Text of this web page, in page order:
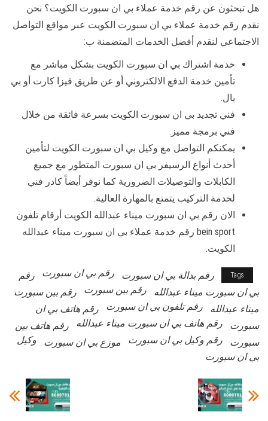
هل تبحثون عن رقم خدمة عملاء بي ان سبورت الكويت؟ نحن
نقدم رقم خدمة عملاء بي ان سبورت الكويت عبر مواقع التواصل
الاجتماعي لنقدم أفضل الخدمات المتضمنة ب:
خدمة اشتراك بي ان سبورت الكويت بشكل مباشر مع
تأمين خدمة الدفع الالكتروني أو عن طريق فيزا كارت أو بي
بال.
فني تجديد بي ان سبورت الكويت بسرعة فائقة من خلال
فني برمجة مميز.
يمكنكم التواصل مع وكيل بي ان سبورت الكويت لتأمين
أحدث أنواع الرسيفر بي ان سبورت المتطور مع جميع
الكابلات والتوصيلات الضرورية كما نوفر أيضاً كادر فني
لخدمة التركيب يتمتع بالمهارة العالية.
الان رقم بي ان سبورت ميناء عبدالله الكويت أرقام تلفون
bein sport رقم خدمة عملاء بي ان سبورت ميناء عبدالله
الكويت.
Tags رقم بدالة بي ان سبورت رقم بي ان سبورت
رقم
بي ان سبورت ميناء عبدالله
رقم بين سبورت
رقم بين سبورت
ميناء عبدالله
رقم تلفون بي ان سبورت
رقم هاتف بي ان
سبورت
رقم هاتف بي ان سبورت ميناء عبدالله
رقم هاتف بين
سبورت
رقم وكيل بي ان سبورت موزع بي ان سبورت
وكيل
بي ان سبورت